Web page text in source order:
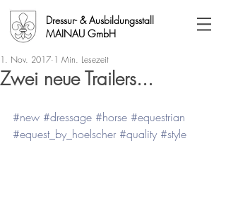
Dressur- & Ausbildungsstall
MAINAU GmbH
Zwei neue Trailers...
1. Nov. 2017 1 Min. Lesezeit
#new #dressage #horse #equestrian
#equest_by_hoelscher #quality #style